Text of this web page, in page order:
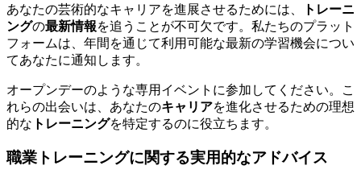
あなたの芸術的なキャリアを進展させるためには、
トレーニ
ングの最新情報を追うことが不可欠です。私たちのプラット
フォームは、年間を通じて利用可能な最新の学習機会につい
てあなたに通知します。
オープンデーのような専用イベントに参加してください。こ
れらの出会いは、あなたのキャリアを進化させるための理想
的な トレーニングを特定するのに役立ちます。
職業トレーニングに関する実用的なアドバイス